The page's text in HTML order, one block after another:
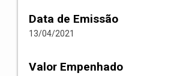
Data de Emissão
13/04/2021
Valor Empenhado